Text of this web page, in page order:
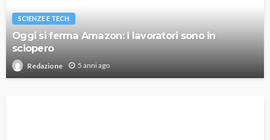
SCIENZE E TECH
Oggi si ferma Amazon: i lavoratori sono in
sciopero
Redazione 5 anni ago